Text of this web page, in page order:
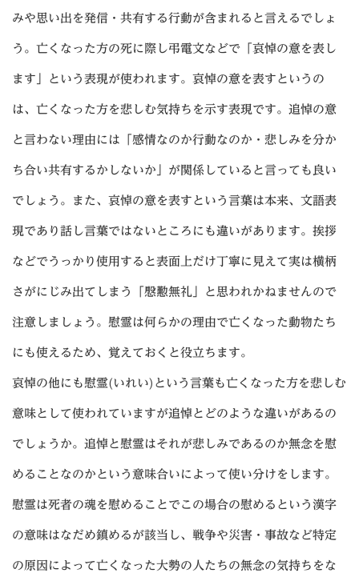
みや思い出を発信・共有する行動が含まれると言えるでしょ
う。亡くなった方の死に際し弔電文などで「哀悼の意を表し
ます」という表現が使われます。哀悼の意を表すというの
は、亡くなった方を悲しむ気持ちを示す表現です。追悼の意
と言わない理由には「感情なのか行動なのか・悲しみを分か
ち合い共有するかしないか」が関係していると言っても良い
でしょう。また、哀悼の意を表すという言葉は本来、文語表
現であり話し言葉ではないところにも違いがあります。挨拶
などでうっかり使用すると表面上だけ丁寧に見えて実は横柄
さがにじみ出てしまう「慇懃無礼」と思われかねませんので
注意しましょう。慰霊は何らかの理由で亡くなった動物たち
にも使えるため、覚えておくと役立ちます。
哀悼の他にも慰霊(いれい)という言葉も亡くなった方を悲しむ
意味として使われていますが追悼とどのような違いがあるの
でしょうか。追悼と慰霊はそれが悲しみであるのか無念を慰
めることなのかという意味合いによって使い分けをします。
慰霊は死者の魂を慰めることでこの場合の慰めるという漢字
の意味はなだめ鎮めるが該当し、戦争や災害・事故など特定
の原因によって亡くなった大勢の人たちの無念の気持ちをな